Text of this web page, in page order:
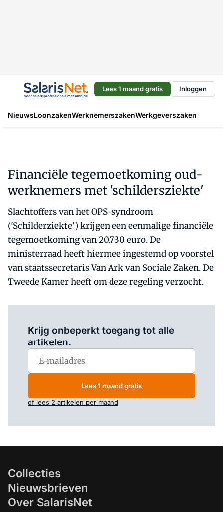
Lees 1 maand gratis Inloggen
NieuwsLoonzakenWerknemerszakenWerkgeverszaken
Financiële tegemoetkoming oud-
werknemers met 'schildersziekte'
Slachtoffers van het OPS-syndroom
('Schilderziekte') krijgen een eenmalige financiële
tegemoetkoming van 20.730 euro. De
ministerraad heeft hiermee ingestemd op voorstel
van staatssecretaris Van Ark van Sociale Zaken. De
Tweede Kamer heeft om deze regeling verzocht.
Krijg onbeperkt toegang tot alle
artikelen.
Lees 1 maand gratis
of lees 2 artikelen per maand
Collecties
Nieuwsbrieven
Over SalarisNet